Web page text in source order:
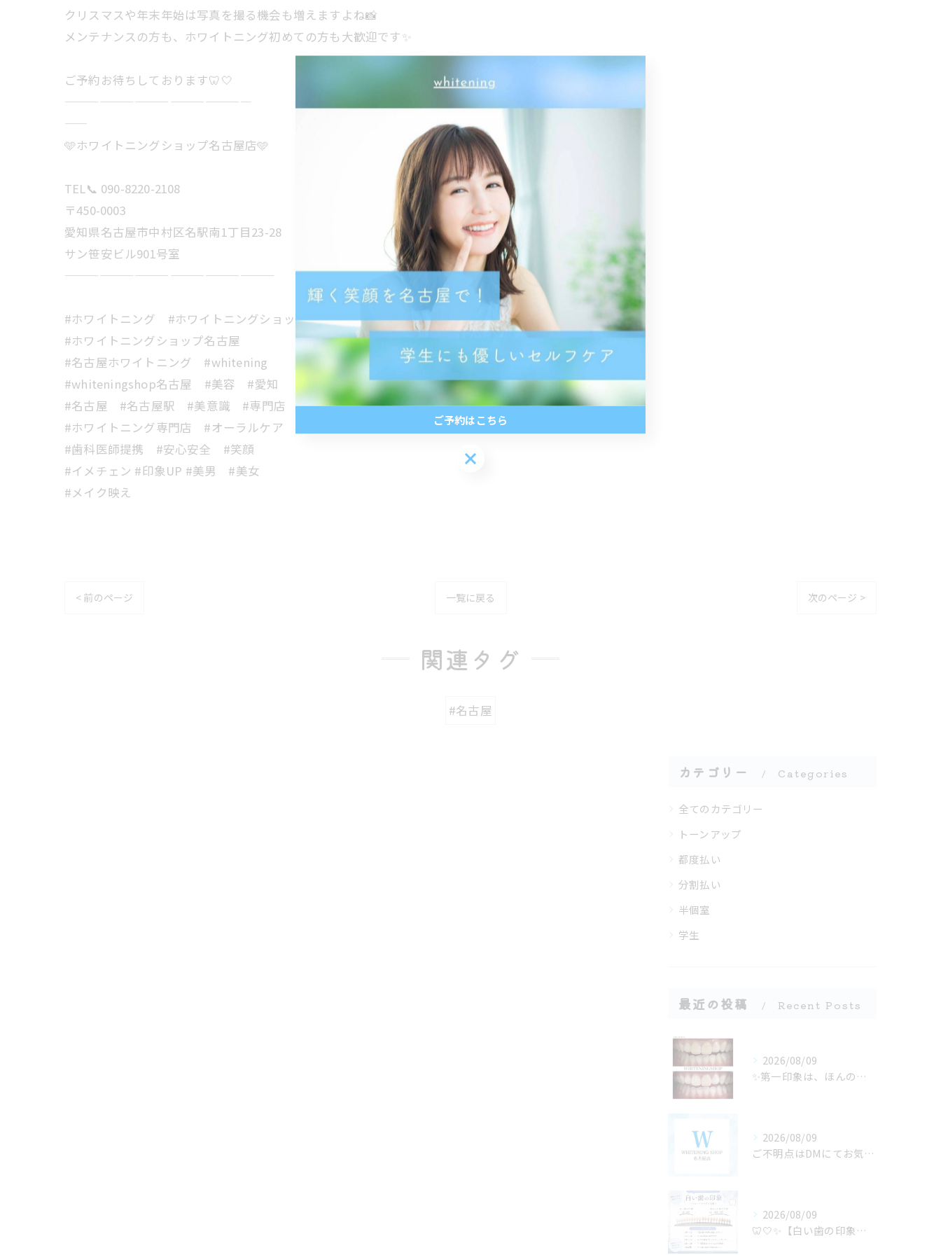
クリスマスや年末年始は写真を撮る機会も増えますよね📸
メンテナンスの方も、ホワイトニング初めての方も大歓迎です✨
ご予約お待ちしております🦷🤍
————————————————
——
🩵ホワイトニングショップ名古屋店🩵
TEL📞 090-8220-2108
〒450-0003
愛知県名古屋市中村区名駅南1丁目23-28
サン笹安ビル901号室
——————————————————
#ホワイトニング #ホワイトニングショップ
#ホワイトニングショップ名古屋
#名古屋ホワイトニング #whitening
#whiteningshop名古屋 #美容 #愛知
#名古屋 #名古屋駅 #美意識 #専門店
#ホワイトニング専門店 #オーラルケア
#歯科医師提携 #安心安全 #笑顔
#イメチェン #印象UP #美男 #美女
#メイク映え
< 前のページ 一覧に戻る 次のページ >
関連タグ
#名古屋
カテゴリー Categories
全てのカテゴリー
トーンアップ
都度払い
分割払い
半個室
学生
最近の投稿 Recent Posts
2026/08/09
✨第一印象は、ほんの数秒で決まる✨
2026/08/09
ご不明点はDMにてお気軽にお問い合わせください✨🩷
2026/08/09
🦷🤍✨【白い歯の印象、どのくらい違う？】✨🤍🦷
ご予約はこちら
ご予約はこちら